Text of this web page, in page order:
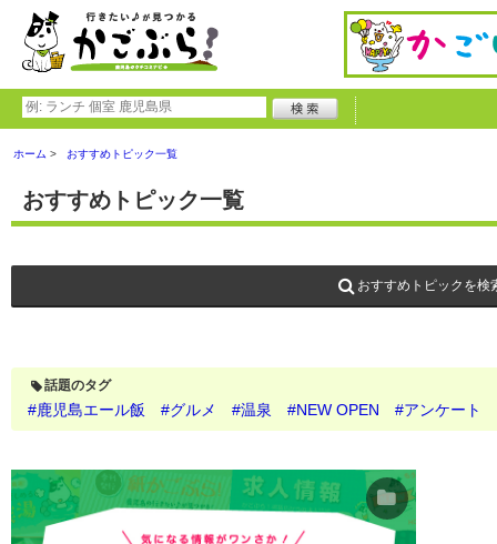
ホーム おすすめトピック一覧
おすすめトピック一覧
おすすめトピックを検
話題のタグ
#鹿児島エール飯 #グルメ #温泉 #NEW OPEN #アンケート